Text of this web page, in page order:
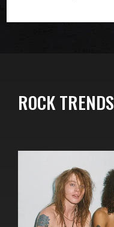
ROCK TRENDS